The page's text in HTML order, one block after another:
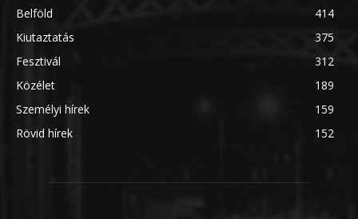
Belföld
414
Kiutaztatás
375
Fesztivál
312
Közélet
189
Személyi hírek
159
Rövid hírek
152